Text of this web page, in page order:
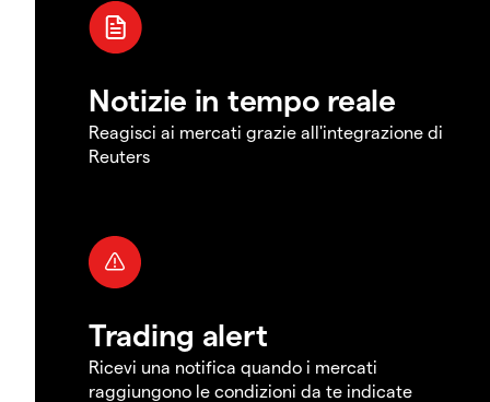
Notizie in tempo reale
Reagisci ai mercati grazie all'integrazione di
Reuters
Trading alert
Ricevi una notifica quando i mercati
raggiungono le condizioni da te indicate